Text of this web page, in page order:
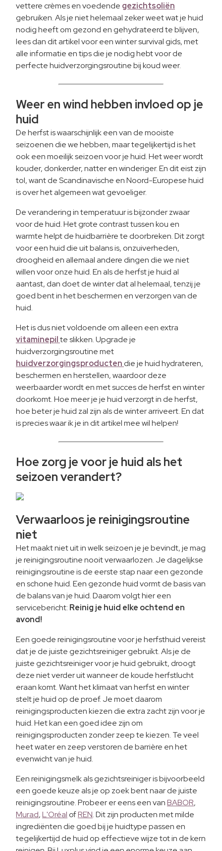
vettere crèmes en voedende gezichtsoliën
gebruiken. Als je niet helemaal zeker weet wat je huid
nodig heeft om gezond en gehydrateerd te blijven,
lees dan dit artikel voor een winter survival gids, met
alle informatie en tips die je nodig hebt voor de
perfecte huidverzorgingsroutine bij koud weer.
Weer en wind hebben invloed op je
huid
De herfst is waarschijnlijk een van de mooiste
seizoenen die we hebben, maar tegelijkertijd is het
ook een moeilijk seizoen voor je huid. Het weer wordt
kouder, donkerder, natter en winderiger. En dit eist zijn
tol, want de Scandinavische en Noord-Europese huid
is over het algemeen wat gevoeliger.
De verandering in temperatuur is bijzonder zwaar
voor de huid. Het grote contrast tussen kou en
warmte helpt de huidbarrière te doorbreken. Dit zorgt
voor een huid die uit balans is, onzuiverheden,
droogheid en allemaal andere dingen die we niet
willen voor onze huid. En als de herfst je huid al
aantast, dan doet de winter dat al helemaal, tenzij je
goed bent in het beschermen en verzorgen van de
huid.
Het is dus niet voldoende om alleen een extra
vitaminepilte slikken. Upgrade je
huidverzorgingsroutine met
huidverzorgingsproducten die je huid hydrateren,
beschermen en herstellen, waardoor deze
weerbaarder wordt en met succes de herfst en winter
doorkomt. Hoe meer je je huid verzorgt in de herfst,
hoe beter je huid zal zijn als de winter arriveert. En dat
is precies waar ik je in dit artikel mee wil helpen!
Hoe zorg je voor je huid als het
seizoen verandert?
Verwaarloos je reinigingsroutine
niet
Het maakt niet uit in welk seizoen je je bevindt, je mag
je reinigingsroutine nooit verwaarlozen. Je dagelijkse
reinigingsroutine is de eerste stap naar een gezonde
en schone huid. Een gezonde huid vormt de basis van
de balans van je huid. Daarom volgt hier een
servicebericht: Reinig je huid elke ochtend en
avond!
Een goede reinigingsroutine voor je herfsthuid vereist
dat je de juiste gezichtsreiniger gebruikt. Als je de
juiste gezichtsreiniger voor je huid gebruikt, droogt
deze niet verder uit wanneer de koude herfstlucht
eraan komt. Want het klimaat van herfst en winter
stelt je huid op de proef. Je moet daarom
reinigingsproducten kiezen die extra zacht zijn voor je
huid. Het kan een ​​goed idee zijn om
reinigingsproducten zonder zeep te kiezen. Te veel
heet water en zeep verstoren de barrière en het
evenwicht van je huid.
Een reinigingsmelk als gezichtsreiniger is bijvoorbeeld
een goede keuze als je op zoek bent naar de juiste
reinigingsroutine. Probeer er eens een vanBABOR,
Murad,L'Oréal ofREN. Dit zijn producten met milde
ingrediënten die goed bij je huidtype passen en
tegelijkertijd de huid op effectieve wijze tot in de kern